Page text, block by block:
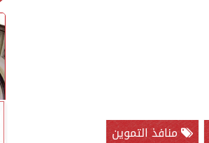
منافذ التموين